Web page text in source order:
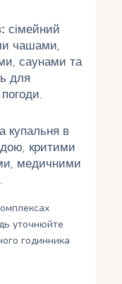
сімейний
чашами,
саунами та
для
купальня в
критими
медичними
уточнюйте
годинника